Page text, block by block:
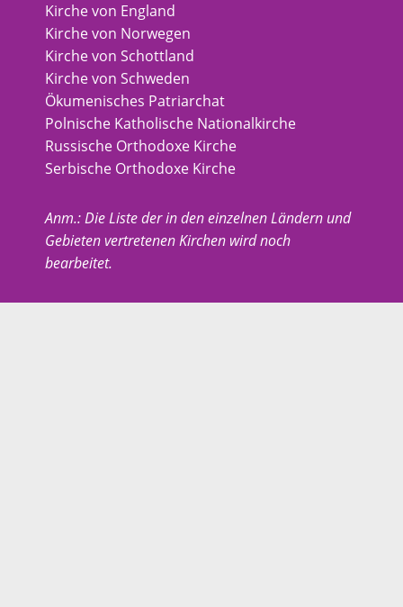
Kirche von England
Kirche von Norwegen
Kirche von Schottland
Kirche von Schweden
Ökumenisches Patriarchat
Polnische Katholische Nationalkirche
Russische Orthodoxe Kirche
Serbische Orthodoxe Kirche
Anm.: Die Liste der in den einzelnen Ländern und
Gebieten vertretenen Kirchen wird noch
bearbeitet.